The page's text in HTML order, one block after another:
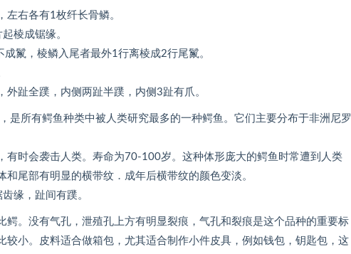
右各有1枚纤长骨鳞。
棱成锯缘。
鬣，棱鳞入尾者最外1行离棱成2行尾鬣。
趾全蹼，内侧两趾半蹼，内侧3趾有爪。
是所有鳄鱼种类中被人类研究最多的一种鳄鱼。它们主要分布于非洲尼罗
时会袭击人类。寿命为70-100岁。这种体形庞大的鳄鱼时常遭到人类
尾部有明显的横带纹．成年后横带纹的颜色变淡。
缘，趾间有蹼。
。没有气孔，泄殖孔上方有明显裂痕，气孔和裂痕是这个品种的重要标
小。皮料适合做箱包，尤其适合制作小件皮具，例如钱包，钥匙包，这